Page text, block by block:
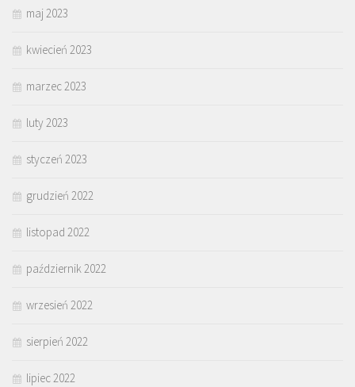
maj 2023
kwiecień 2023
marzec 2023
luty 2023
styczeń 2023
grudzień 2022
listopad 2022
październik 2022
wrzesień 2022
sierpień 2022
lipiec 2022